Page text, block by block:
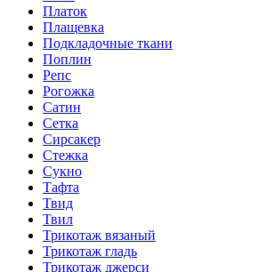
Платок
Плащевка
Подкладочные ткани
Поплин
Репс
Рогожка
Сатин
Сетка
Сирсакер
Стежка
Сукно
Тафта
Твид
Твил
Трикотаж вязаный
Трикотаж гладь
Трикотаж джерси